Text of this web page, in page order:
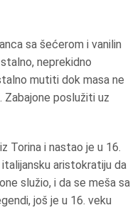
sa šećerom i vanilin
neprekidno
mutiti dok masa ne
poslužiti uz
Torina i nastao je u 16.
aristokratiju da
služio, i da se meša sa
još je u 16. veku